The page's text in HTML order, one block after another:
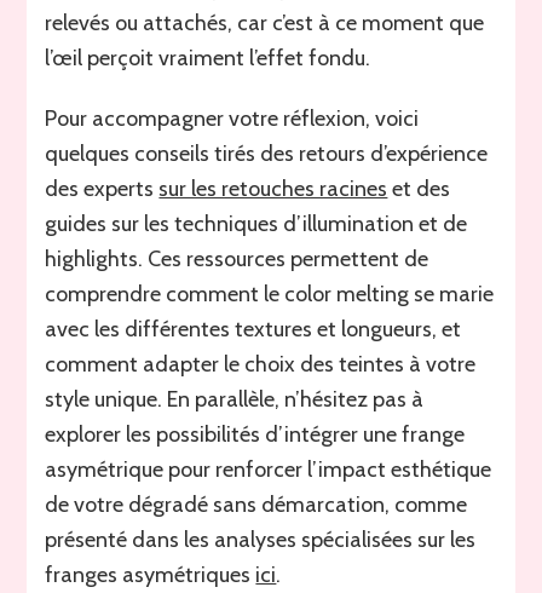
relevés ou attachés, car c’est à ce moment que
l’œil perçoit vraiment l’effet fondu.
Pour accompagner votre réflexion, voici
quelques conseils tirés des retours d’expérience
des experts sur les retouches racines et des
guides sur les techniques d’illumination et de
highlights. Ces ressources permettent de
comprendre comment le color melting se marie
avec les différentes textures et longueurs, et
comment adapter le choix des teintes à votre
style unique. En parallèle, n’hésitez pas à
explorer les possibilités d’intégrer une frange
asymétrique pour renforcer l’impact esthétique
de votre dégradé sans démarcation, comme
présenté dans les analyses spécialisées sur les
franges asymétriques ici.